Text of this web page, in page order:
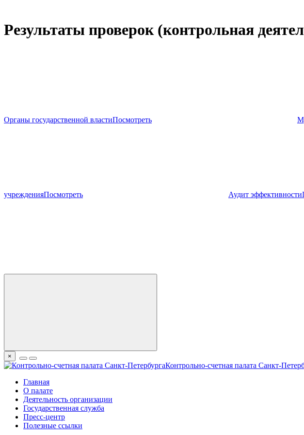
Результаты проверок (контрольная
Органы государственной властиПосмотреть
учрежденияПосмотреть Аудит эффективности
×
Контрольно-счетная палата Санкт-
Главная
О палате
Деятельность организации
Государственная служба
Пресс-центр
Полезные ссылки